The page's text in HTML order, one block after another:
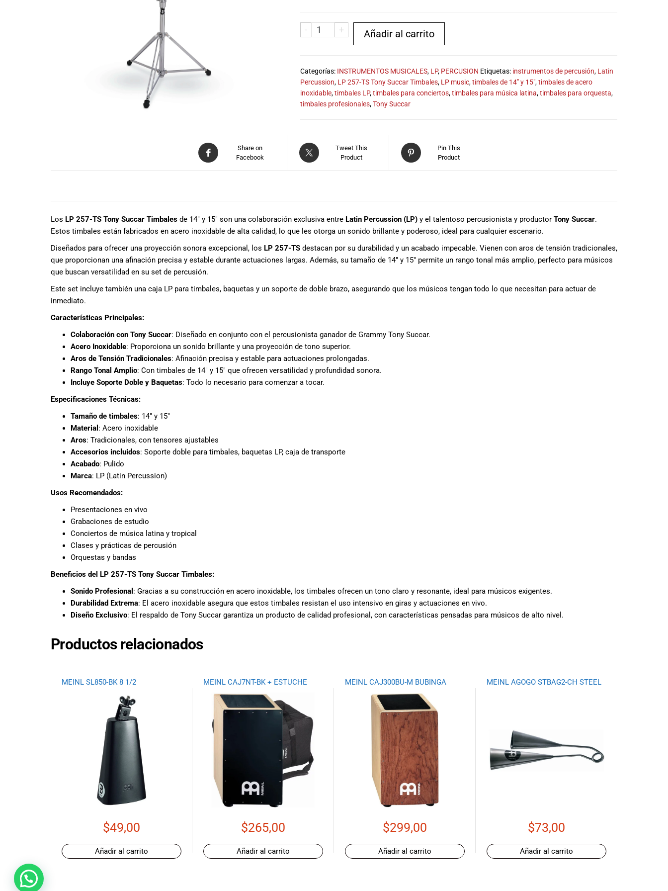
para satisfacer
todas las
necesidades
musicales.
Nuestro equipo
de expertos en
aquí para
ayudarte a
encontrar el
instrumento o
equipo de
audio
adecuado para
ti, y ofrecerte el
mejor servicio
posible.
Además,
ofrecemos
precios
competitivos y
promociones
especiales
para nuestros
clientes. Ven a
visitarnos en
nuestra tienda
física en Quito,
o haz tu
compra en
línea a través
de nuestra
página web y
recibe tu
pedido en la
comodidad de
tu hogar.
mundo de la
música con
- + Añadir al carrito
Categorías: INSTRUMENTOS MUSICALES, LP, PERCUSION Etiquetas: instrumentos de percusión, Latin
Percussion, LP 257-TS Tony Succar Timbales, LP music,timbales de 14" y 15",timbales de acero
inoxidable,timbales LP,timbales para conciertos,timbales para música latina,timbales para orquesta,
timbales profesionales,Tony Succar
Share on
Facebook
Tweet This
Product
Pin This
Product
Los LP 257-TS Tony Succar Timbales de 14″ y 15″ son una colaboración exclusiva entre Latin Percussion (LP) y el talentoso percusionista y productor Tony Succar.
Estos timbales están fabricados en acero inoxidable de alta calidad, lo que les otorga un sonido brillante y poderoso, ideal para cualquier escenario.
Diseñados para ofrecer una proyección sonora excepcional, los LP 257-TS destacan por su durabilidad y un acabado impecable. Vienen con aros de tensión tradicionales,
que proporcionan una afinación precisa y estable durante actuaciones largas. Además, su tamaño de 14″ y 15″ permite un rango tonal más amplio, perfecto para músicos
que buscan versatilidad en su set de percusión.
Este set incluye también una caja LP para timbales, baquetas y un soporte de doble brazo, asegurando que los músicos tengan todo lo que necesitan para actuar de
inmediato.
Características Principales:
Colaboración con Tony Succar: Diseñado en conjunto con el percusionista ganador de Grammy Tony Succar.
Acero Inoxidable: Proporciona un sonido brillante y una proyección de tono superior.
Aros de Tensión Tradicionales: Afinación precisa y estable para actuaciones prolongadas.
Rango Tonal Amplio: Con timbales de 14″ y 15″ que ofrecen versatilidad y profundidad sonora.
Incluye Soporte Doble y Baquetas: Todo lo necesario para comenzar a tocar.
Especificaciones Técnicas:
Tamaño de timbales: 14″ y 15″
Material : Acero inoxidable
Aros: Tradicionales, con tensores ajustables
Accesorios incluidos: Soporte doble para timbales, baquetas LP, caja de transporte
Acabado: Pulido
Marca: LP (Latin Percussion)
Usos Recomendados:
Presentaciones en vivo
Grabaciones de estudio
Conciertos de música latina y tropical
Clases y prácticas de percusión
Orquestas y bandas
Beneficios del LP 257-TS Tony Succar Timbales:
Sonido Profesional : Gracias a su construcción en acero inoxidable, los timbales ofrecen un tono claro y resonante, ideal para músicos exigentes.
Durabilidad Extrema: El acero inoxidable asegura que estos timbales resistan el uso intensivo en giras y actuaciones en vivo.
Diseño Exclusivo: El respaldo de Tony Succar garantiza un producto de calidad profesional, con características pensadas para músicos de alto nivel.
Productos relacionados
MEINL SL850-BK 8 1/2
$49,00
Añadir al carrito
MEINL CAJ7NT-BK + ESTUCHE
$265,00
Añadir al carrito
MEINL CAJ300BU-M BUBINGA
$299,00
Añadir al carrito
MEINL AGOGO STBAG2-CH STEEL
$73,00
Añadir al carrito